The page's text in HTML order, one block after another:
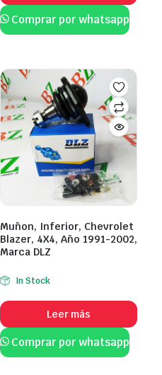
Comprar por whatsapp
Muñon, Inferior, Chevrolet
Blazer, 4X4, Año 1991-2002,
Marca DLZ
In Stock
Leer más
Comprar por whatsapp